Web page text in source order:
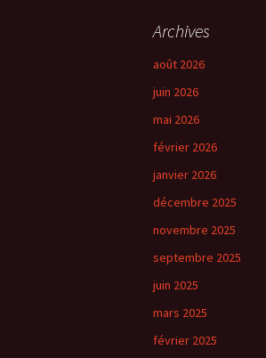
Archives
août 2026
juin 2026
mai 2026
février 2026
janvier 2026
décembre 2025
novembre 2025
septembre 2025
juin 2025
mars 2025
février 2025